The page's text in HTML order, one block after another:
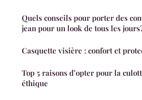
Quels conseils pour porter des
jean pour un look de tous les
Casquette visière : confort et
Top 5 raisons d’opter pour la
éthique